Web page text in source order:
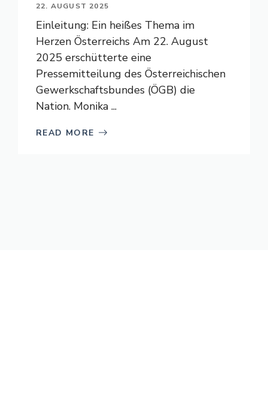
22. AUGUST 2025
Einleitung: Ein heißes Thema im
Herzen Österreichs Am 22. August
2025 erschütterte eine
Pressemitteilung des Österreichischen
Gewerkschaftsbundes (ÖGB) die
Nation. Monika ...
READ MORE